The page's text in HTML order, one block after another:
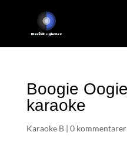
Boogie
karaoke
Karaoke B| 0 kommentarer